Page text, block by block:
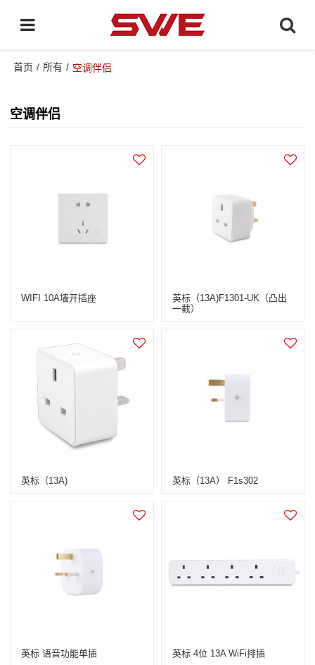
首页 / 所有 / 空调伴侣
空调伴侣
WIFI 10A墙开插座
英标（13A)F1301-UK（凸出
一截）
英标（13A) 英标（13A） F1s302
英标 语音功能单插 英标 4位 13A WiFi排插